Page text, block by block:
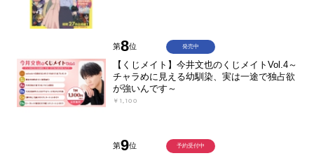
第8位
【くじメイト】今井文也のくじメイトVol.4～
チャラめに見える幼馴染、実は一途で独占欲
が強いんです～
￥1,100
発売中
第9位 予約受付中